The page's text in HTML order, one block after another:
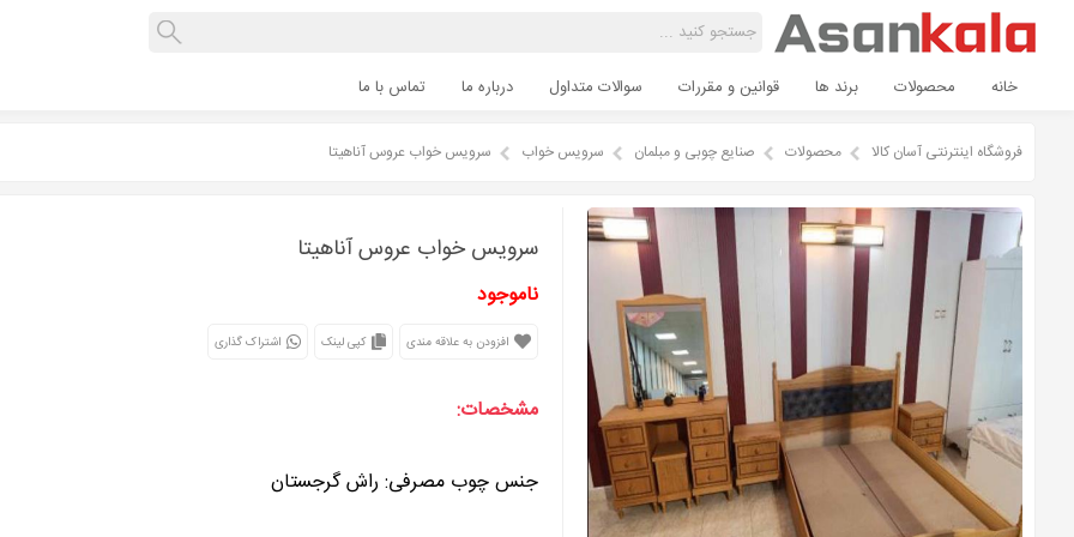
خانه محصولات برند ها قوانین و مقررات سوالات متداول درباره ما تماس با ما
فروشگاه اینترنتی آسان کالا محصولات صنایع چوبی و مبلمان سرویس خواب سرویس خواب عروس آناهیتا
سرویس خواب عروس آناهیتا
ناموجود
افزودن به علاقه مندی کپی لینک اشتراک گذاری
مشخصات:
جنس چوب مصرفی: راش گرجستان